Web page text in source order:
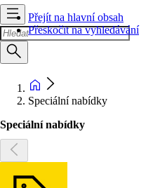
Přejít na hlavní obsah
Přeskočit na vyhledávání
Speciální nabídky
Speciální nabídky